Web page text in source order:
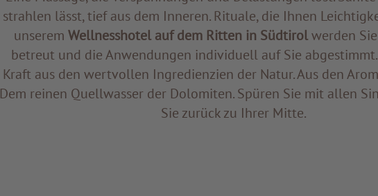
strahlen lässt, tief aus dem Inneren. Rituale, die Ihnen
unserem Wellnesshotel auf dem Ritten in Südtirolwerden
betreut und die Anwendungen individuell auf Sie
Kraft aus den wertvollen Ingredienzien der Natur. Aus den
Dem reinen Quellwasser der Dolomiten. Spüren Sie mit allen
Sie zurück zu Ihrer Mitte.